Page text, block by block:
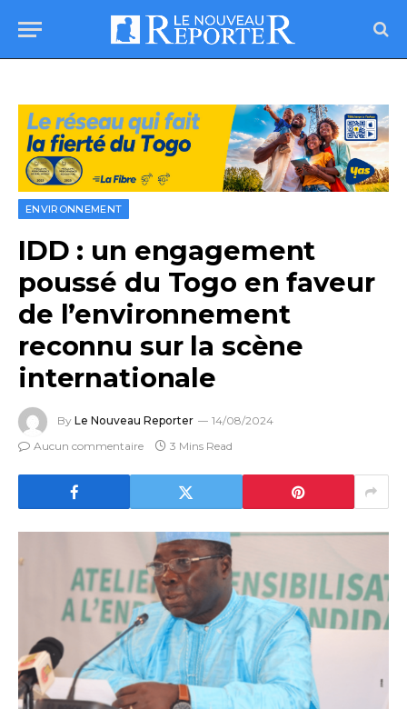
ENVIRONNEMENT
IDD : un engagement
poussé du Togo en faveur
de l’environnement
reconnu sur la scène
internationale
By Le Nouveau Reporter
14/08/2024
Aucun commentaire
3 Mins Read